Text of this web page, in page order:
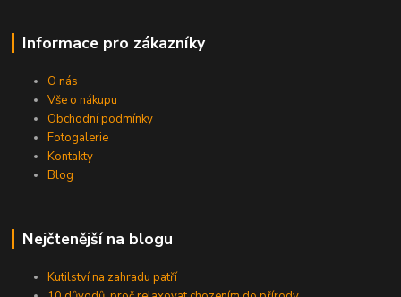
Informace pro zákazníky
O nás
Vše o nákupu
Obchodní podmínky
Fotogalerie
Kontakty
Blog
Nejčtenější na blogu
Kutilství na zahradu patří